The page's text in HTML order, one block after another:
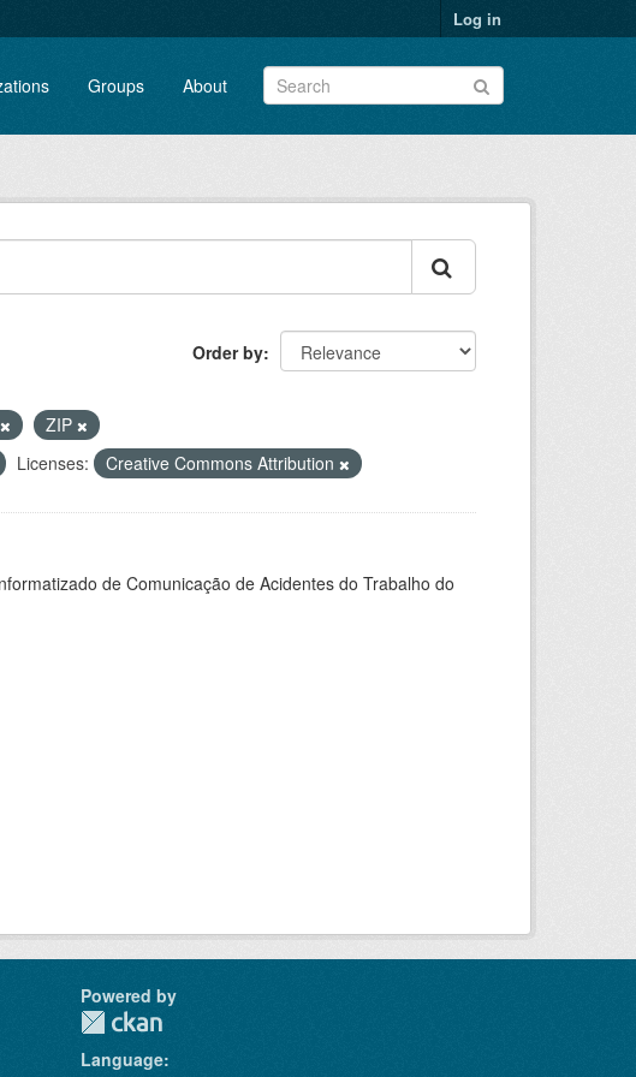
Log in
Groups About
Order by
ZIP
Licenses: Creative Commons Attribution
de Comunicação de Acidentes do Trabalho do
Powered by
Language